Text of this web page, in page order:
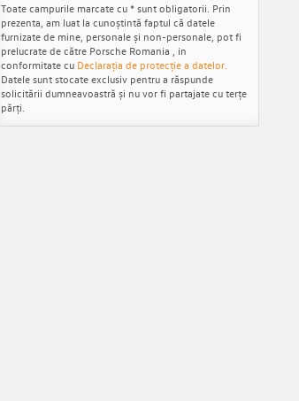
Toate campurile marcate cu * sunt obligatorii. Prin
prezenta, am luat la cunoștintă faptul că datele
furnizate de mine, personale și non-personale, pot fi
prelucrate de către Porsche Romania , in
conformitate cu Declarația de protecție a datelor.
Datele sunt stocate exclusiv pentru a răspunde
solicitării dumneavoastră și nu vor fi partajate cu terțe
părți.